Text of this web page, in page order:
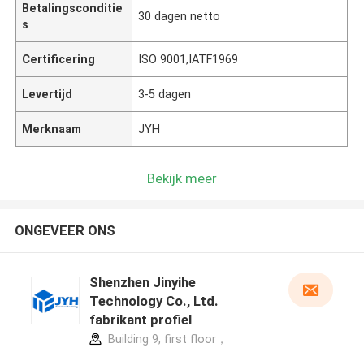
Betalingsconditie
s
30 dagen netto
Certificering ISO 9001,IATF1969
Levertijd 3-5 dagen
Merknaam JYH
Bekijk meer
ONGEVEER ONS
Shenzhen Jinyihe
Technology Co., Ltd.
fabrikant profiel
Building 9, first floor，